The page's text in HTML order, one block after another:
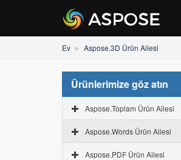
Ev Aspose.3D Ürün Ailesi
Ürünlerimize göz atın
Aspose.Toplam Ürün Ailesi
Aspose.Words Ürün Ailesi
Aspose.PDF Ürün Ailesi